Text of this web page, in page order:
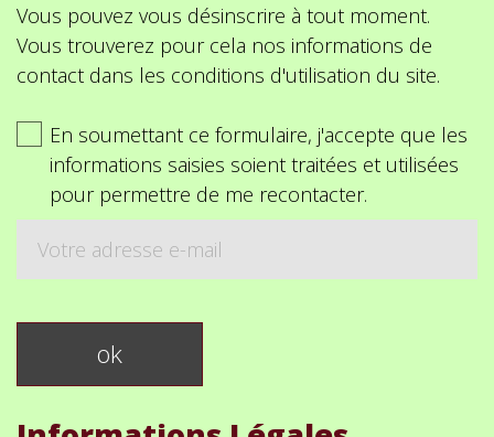
Vous pouvez vous désinscrire à tout moment.
Vous trouverez pour cela nos informations de
contact dans les conditions d'utilisation du site.
En soumettant ce formulaire, j'accepte que les
informations saisies soient traitées et utilisées
pour permettre de me recontacter.